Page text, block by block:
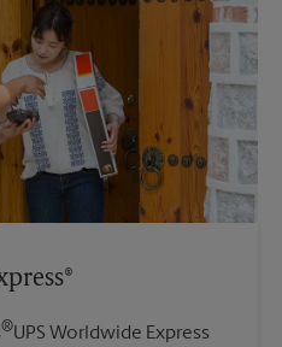
®UPS Worldwide Express